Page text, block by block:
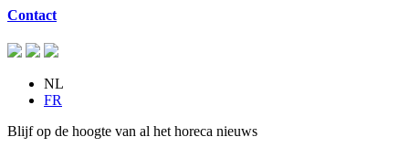
Contact
NL
FR
Blijf op de hoogte van al het horeca nieuws